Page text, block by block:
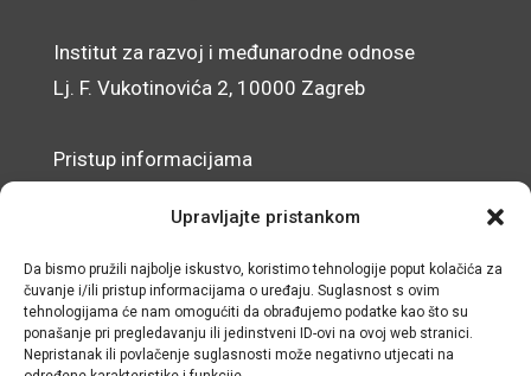
Upravljajte pristankom
Da bismo pružili najbolje iskustvo, koristimo tehnologije poput kolačića za
čuvanje i/ili pristup informacijama o uređaju. Suglasnost s ovim
tehnologijama će nam omogućiti da obrađujemo podatke kao što su
ponašanje pri pregledavanju ili jedinstveni ID-ovi na ovoj web stranici.
Nepristanak ili povlačenje suglasnosti može negativno utjecati na
Institut za razvoj i međunarodne odnose
Lj. F. Vukotinovića 2, 10000 Zagreb
Pristup informacijama
Izjava o pristupačnosti mrežnog sjedišta
© IRMO – Impresum
OIB: 31120185175